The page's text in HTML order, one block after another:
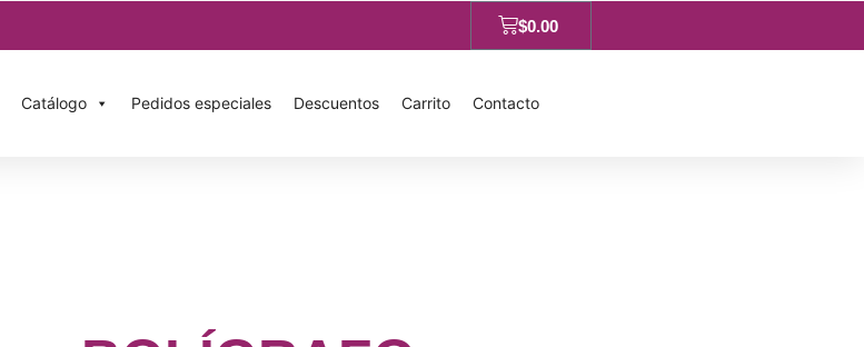
$0.00
Catálogo Pedidos especiales Descuentos Carrito Contacto